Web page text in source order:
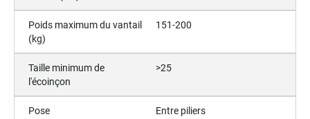
Poids maximum du vantail
(kg)
151-200
Taille minimum de
l'écoinçon
>25
Pose Entre piliers